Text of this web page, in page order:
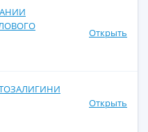
Открыть
Открыть